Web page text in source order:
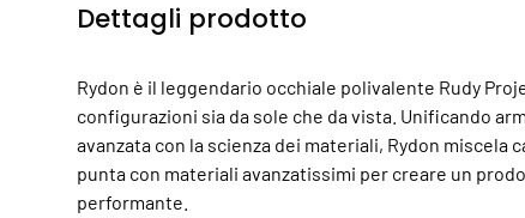
Dettagli prodotto
Rydon è il leggendario occhiale polivalente Rudy
configurazioni sia da sole che da vista. Unificando
avanzata con la scienza dei materiali, Rydon
punta con materiali avanzatissimi per creare un
performante.